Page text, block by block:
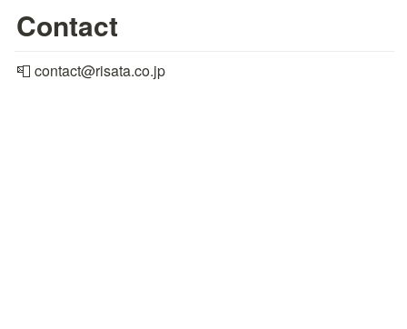
Contact
📮 contact@risata.co.jp